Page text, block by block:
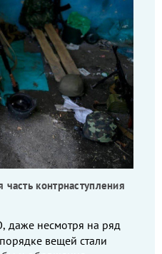
контрнаступления
даже несмотря на ряд
вещей стали